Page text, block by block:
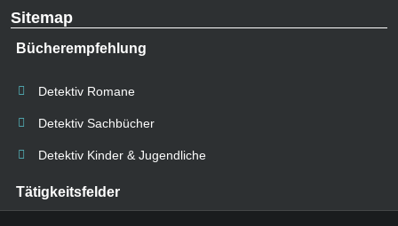
Sitemap
Bücherempfehlung
Detektiv Romane
Detektiv Sachbücher
Detektiv Kinder & Jugendliche
Tätigkeitsfelder